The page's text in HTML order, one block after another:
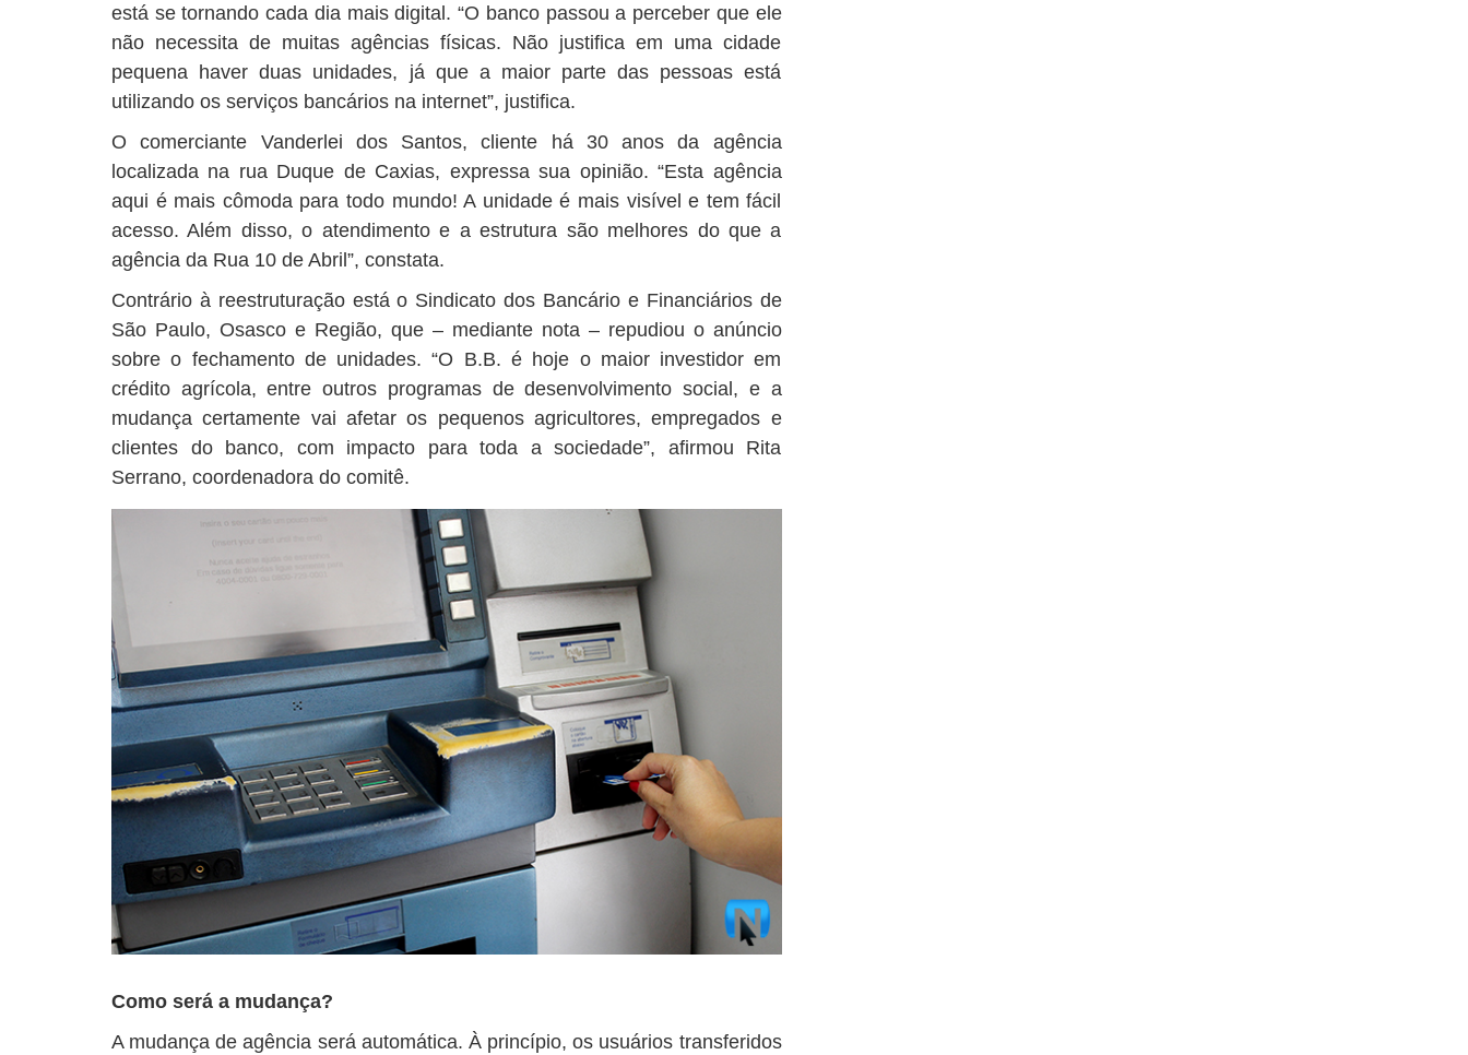
está se tornando cada dia mais digital. “O banco passou a perceber que ele
não necessita de muitas agências físicas. Não justifica em uma cidade
pequena haver duas unidades, já que a maior parte das pessoas está
utilizando os serviços bancários na internet”, justifica.
O comerciante Vanderlei dos Santos, cliente há 30 anos da agência
localizada na rua Duque de Caxias, expressa sua opinião. “Esta agência
aqui é mais cômoda para todo mundo! A unidade é mais visível e tem fácil
acesso. Além disso, o atendimento e a estrutura são melhores do que a
agência da Rua 10 de Abril”, constata.
Contrário à reestruturação está o Sindicato dos Bancário e Financiários de
São Paulo, Osasco e Região, que – mediante nota – repudiou o anúncio
sobre o fechamento de unidades. “O B.B. é hoje o maior investidor em
crédito agrícola, entre outros programas de desenvolvimento social, e a
mudança certamente vai afetar os pequenos agricultores, empregados e
clientes do banco, com impacto para toda a sociedade”, afirmou Rita
Serrano, coordenadora do comitê.
Como será a mudança?
A mudança de agência será automática. À princípio, os usuários transferidos